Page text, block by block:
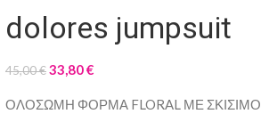
dolores jumpsuit
45,00€33,80€
ΟΛΟΣΩΜΗ ΦΟΡΜΑ FLORAL ΜΕ ΣΚΙΣΙΜΟ